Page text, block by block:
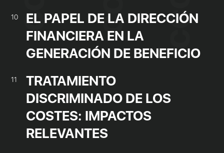
10
EL PAPEL DE LA DIRECCIÓN
FINANCIERA EN LA
GENERACIÓN DE BENEFICIO
11
TRATAMIENTO
DISCRIMINADO DE LOS
COSTES: IMPACTOS
RELEVANTES